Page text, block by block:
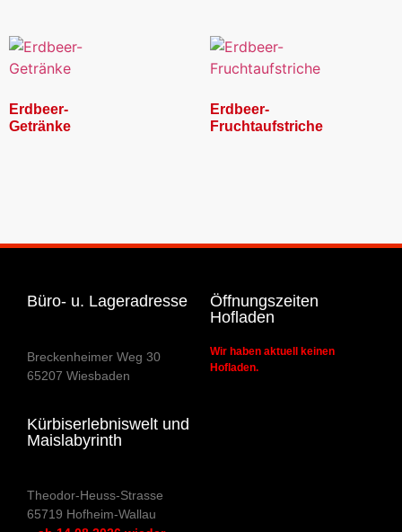
Erdbeer-
Getränke
Erdbeer-
Fruchtaufstriche
Büro- u. Lageradresse
Breckenheimer Weg 30
65207 Wiesbaden
Kürbiserlebniswelt und
Maislabyrinth
Theodor-Heuss-Strasse
65719 Hofheim-Wallau
Öffnungszeiten
Hofladen
Wir haben aktuell keinen
Hofladen.